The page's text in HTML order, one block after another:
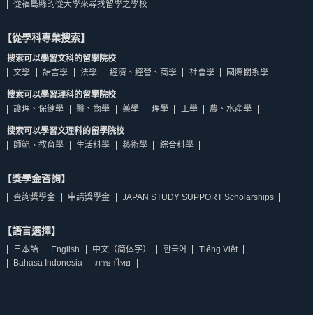
從福島縣的從大學來尋找留學之學校
【從學科專業搜索】
搜索可以學習文科的留學院校
文學
語言學 法學 經濟、經營、商學 社會學 國際關系學
搜索可以學習理科的留學院校
護理、保健學
醫、齒學 藥學 理學 工學 農、水產學
搜索可以學習文理科的留學院校
師範、教育學
生活科學 藝術學 綜合科學
【獎學金咨詢】
查詢獎學金 申請獎學金 JAPAN STUDY SUPPORT Scholarships
【語言選擇】
日本語 English 中文（简体字） 한국어
Tiếng Việt
Bahasa Indonesia
ภาษาไทย